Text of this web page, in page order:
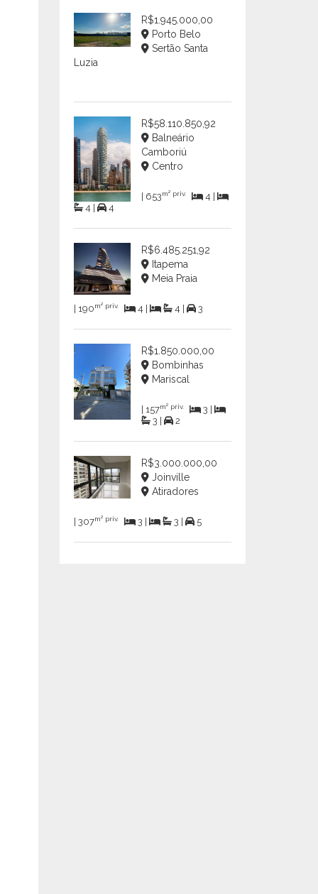
R$1.945.000,00
Porto Belo
Sertão Santa
Luzia
R$58.110.850,92
Balneário
Camboriú
Centro
| 653m² priv.
4 |
4 |
4
R$6.485.251,92
Itapema
Meia Praia
| 190m² priv. 4 | 4 | 3
R$1.850.000,00
Bombinhas
Mariscal
| 157m² priv.
3 |
3 |
2
R$3.000.000,00
Joinville
Atiradores
| 307m² priv. 3 | 3 | 5